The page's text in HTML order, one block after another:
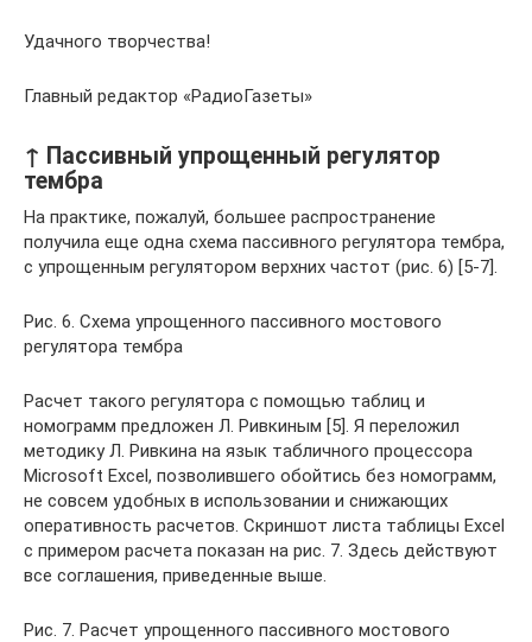
Удачного творчества!
Главный редактор «РадиоГазеты»
↑ Пассивный упрощенный регулятор
тембра
На практике, пожалуй, большее распространение
получила еще одна схема пассивного регулятора тембра,
с упрощенным регулятором верхних частот (рис. 6) [5-7].
Рис. 6. Схема упрощенного пассивного мостового
регулятора тембра
Расчет такого регулятора с помощью таблиц и
номограмм предложен Л. Ривкиным [5]. Я переложил
методику Л. Ривкина на язык табличного процессора
Microsoft Excel, позволившего обойтись без номограмм,
не совсем удобных в использовании и снижающих
оперативность расчетов. Скриншот листа таблицы Excel
с примером расчета показан на рис. 7. Здесь действуют
все соглашения, приведенные выше.
Рис. 7. Расчет упрощенного пассивного мостового